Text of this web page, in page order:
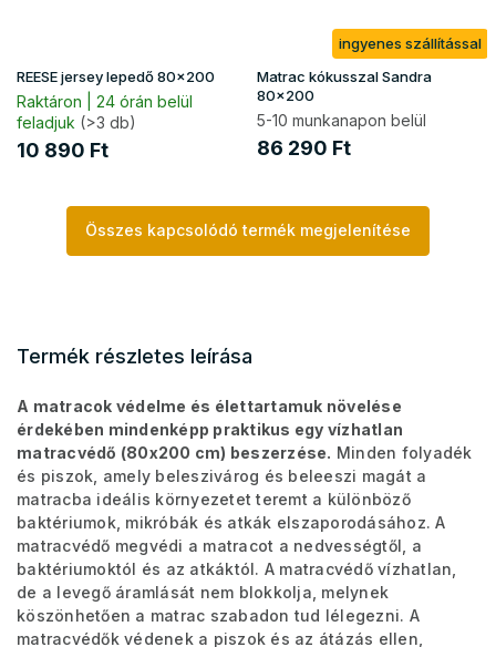
REESE jersey lepedő 80x200
Raktáron | 24 órán belül
feladjuk (>3 db)
10 890 Ft
ingyenes szállítással
Matrac kókusszal Sandra
80x200
5-10 munkanapon belül
86 290 Ft
Összes kapcsolódó termék megjelenítése
Termék részletes leírása
A matracok védelme és élettartamuk növelése
érdekében mindenképp praktikus egy vízhatlan
matracvédő (80x200 cm) beszerzése. Minden folyadék
és piszok, amely beleszivárog és beleeszi magát a
matracba ideális környezetet teremt a különböző
baktériumok, mikróbák és atkák elszaporodásához. A
matracvédő megvédi a matracot a nedvességtől, a
baktériumoktól és az atkáktól. A matracvédő vízhatlan,
de a levegő áramlását nem blokkolja, melynek
köszönhetően a matrac szabadon tud lélegezni. A
matracvédők védenek a piszok és az átázás ellen,